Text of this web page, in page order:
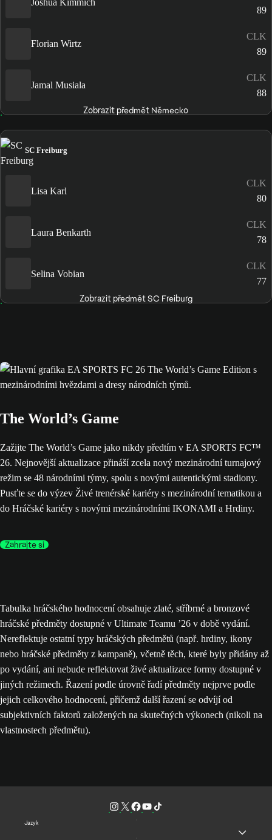
Joshua Kimmich
89
Florian Wirtz
CLK
89
Jamal Musiala
CLK
88
Zobrazit předmět Německo
SC Freiburg
Lisa Karl
CLK
80
Laura Benkarth
CLK
78
Selina Vobian
CLK
77
Zobrazit předmět SC Freiburg
The World’s Game
Zažijte The World’s Game jako nikdy předtím v EA SPORTS FC™
26. Nejnovější aktualizace přináší zcela nový mezinárodní turnajový
režim se 48 národními týmy, spolu s novými autentickými stadiony.
Pusťte se do výzev Živé trenérské kariéry s mezinárodní tematikou a
do Hráčské kariéry s novými mezinárodními IKONAMI a Hrdiny.
Zahrajte si
Tabulka hráčského hodnocení obsahuje zlaté, stříbrné a bronzové
hráčské předměty dostupné v Ultimate Teamu ’26 v době vydání.
Nereflektuje ostatní typy hráčských předmětů (např. hrdiny, ikony
nebo hráčské předměty z kampaně), včetně těch, které byly přidány až
po vydání, ani nebude reflektovat živé aktualizace formy dostupné v
jiných režimech. Řazení podle úrovně řadí předměty nejprve podle
jejich celkového hodnocení, přičemž další řazení se odvíjí od
subjektivních faktorů založených na skutečných výkonech (nikoli na
vlastnostech předmětu).
Jazyk